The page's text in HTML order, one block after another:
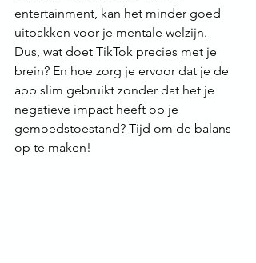
entertainment, kan het minder goed
uitpakken voor je mentale welzijn.
Dus, wat doet TikTok precies met je
brein? En hoe zorg je ervoor dat je de
app slim gebruikt zonder dat het je
negatieve impact heeft op je
gemoedstoestand? Tijd om de balans
op te maken!